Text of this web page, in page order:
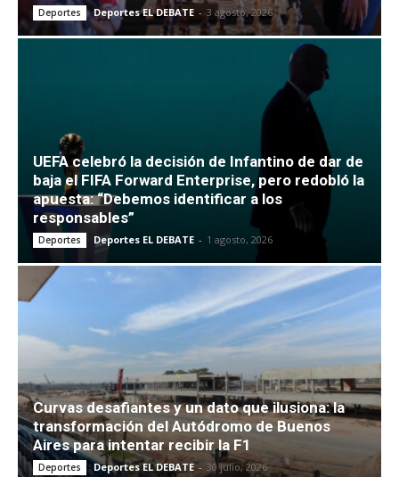
Deportes Deportes EL DEBATE - 3 agosto, 2026
UEFA celebró la decisión de Infantino de dar de
baja el FIFA Forward Enterprise, pero redobló la
apuesta: “Debemos identificar a los
responsables”
Deportes Deportes EL DEBATE - 1 agosto, 2026
Curvas desafiantes y un dato que ilusiona: la
transformación del Autódromo de Buenos
Aires para intentar recibir la F1
Deportes Deportes EL DEBATE - 30 julio, 2026